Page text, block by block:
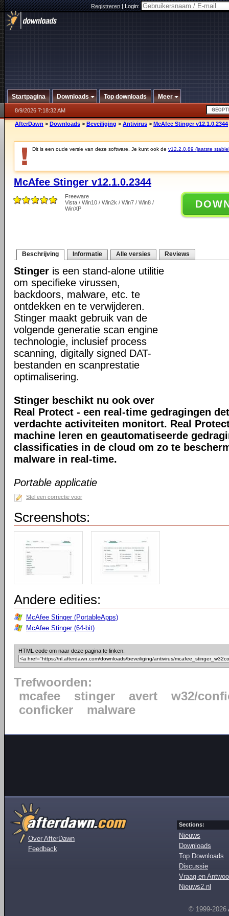
Registreren|Login:
Startpagina Downloads Top downloads Meer
8/9/2026 7:18:32 AM
AfterDawn > Downloads > Beveiliging > Antivirus > McAfee Stinger v12.1.0.2344
Dit is een oude versie van deze software. Je kunt ook de v12.2.0.89 (laatste
McAfee Stinger v12.1.0.2344
Freeware
Vista / Win10 / Win2k / Win7 / Win8 /
WinXP
Beschrijving Informatie Alle versies Reviews
Stinger is een stand-alone utilitie
om specifieke virussen,
backdoors, malware, etc. te
ontdekken en te verwijderen.
Stinger maakt gebruik van de
volgende generatie scan engine
technologie, inclusief process
scanning, digitally signed DAT-
bestanden en scanprestatie
optimalisering.
Stinger beschikt nu ook over
Real Protect - een real-time gedragingen
verdachte activiteiten monitort. Real
machine leren en geautomatiseerde
classificaties in de cloud om zo te
malware in real-time.
Portable applicatie
Stel een correctie voor
Screenshots:
Andere edities:
McAfee Stinger (PortableApps)
McAfee Stinger (64-bit)
HTML code om naar deze pagina te linken:
Trefwoorden:
mcafee
stinger avert
w32/
conficker
malware
Over AfterDawn
Feedback
Sections:
Nieuws
Downloads
Top Downloads
Discussie
Vraag en
Nieuws2.nl
© 1999-2026